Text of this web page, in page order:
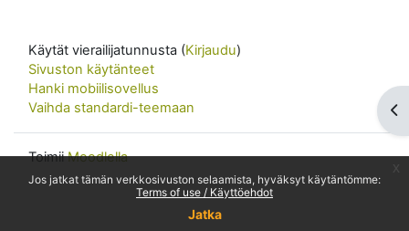
Jos jatkat tämän verkkosivuston selaamista, hyväksyt käytäntömme:
Terms of use / Käyttöehdot
Jatka
Käytät vierailijatunnusta (Kirjaudu)
Sivuston käytänteet
Hanki mobiilisovellus
Vaihda standardi-teemaan
ToimiiMoodlella